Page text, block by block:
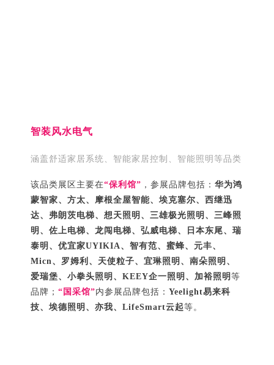
智装风水电气
涵盖舒适家居系统、智能家居控制、智能照明等品类
该品类展区主要在“保利馆” ，参展品牌包括： 华为鸿
蒙智家、方太、摩根全屋智能、埃克塞尔、西继迅
达、弗朗茨电梯、想天照明、三雄极光照明、三峰照
明、佐上电梯、龙闯电梯、弘威电梯、日本东尾、瑞
泰明、优宜家UYIKIA、智有范、蜜蜂、元丰、
Micn、罗姆利、天使粒子、宜琳照明、南朵照明、
爱瑞堡、小拳头照明、KEEY企一照明、加裕照明 等
品牌； “国采馆”内参展品牌包括： Yeelight易来科
技、埃德照明、亦我、LifeSmart云起等。